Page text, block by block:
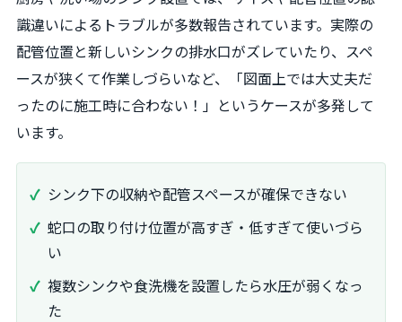
識違いによるトラブルが多数報告されています。実際の
配管位置と新しいシンクの排水口がズレていたり、スペ
ースが狭くて作業しづらいなど、「図面上では大丈夫だ
ったのに施工時に合わない！」というケースが多発して
います。
シンク下の収納や配管スペースが確保できない
蛇口の取り付け位置が高すぎ・低すぎて使いづら
い
複数シンクや食洗機を設置したら水圧が弱くなっ
た